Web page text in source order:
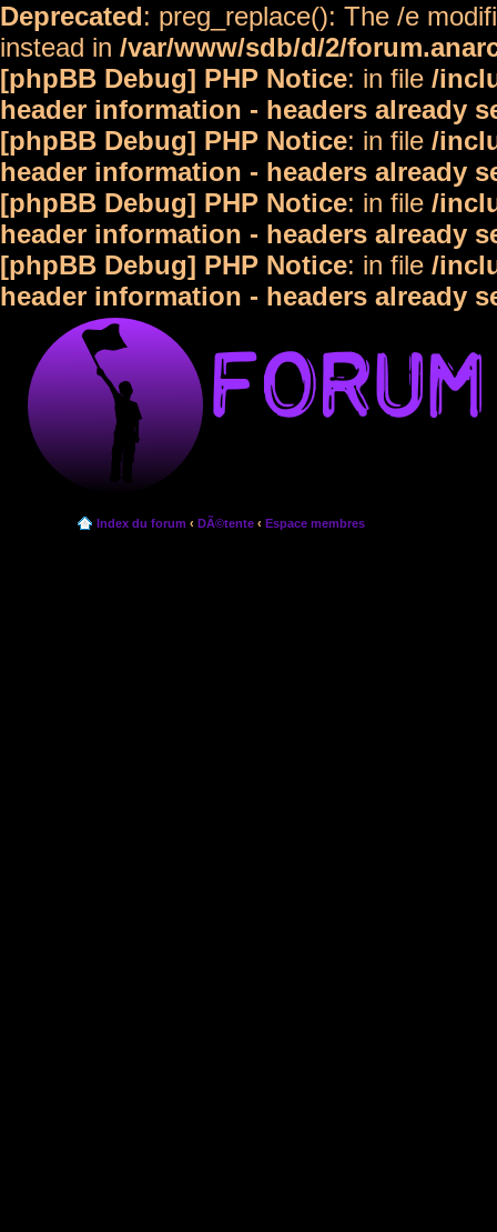
Deprecated: preg_replace(): The /e
instead in /var/www/sdb/d/2/
[phpBB Debug] PHP Notice: in file /
header information - headers already
[phpBB Debug] PHP Notice: in file /
header information - headers already
[phpBB Debug] PHP Notice: in file /
header information - headers already
[phpBB Debug] PHP Notice: in file /
header information - headers already
Index du forum ‹ DÃ©tente ‹ Espace membres